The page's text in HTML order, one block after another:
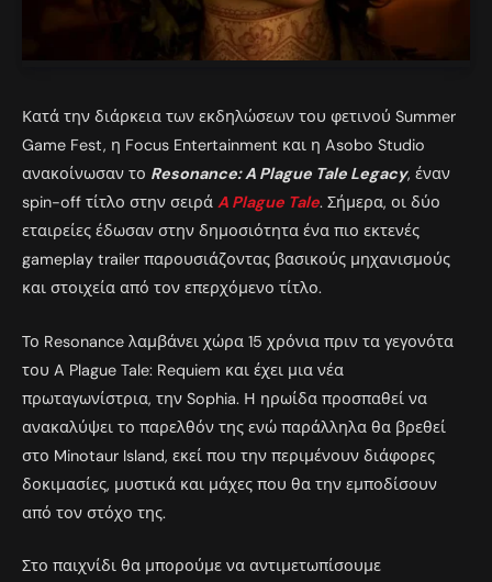
Κατά την διάρκεια των εκδηλώσεων του φετινού Summer
Game Fest, η Focus Entertainment και η Asobo Studio
ανακοίνωσαν το Resonance: A Plague Tale Legacy, έναν
spin-off τίτλο στην σειρά A Plague Tale. Σήμερα, οι δύο
εταιρείες έδωσαν στην δημοσιότητα ένα πιο εκτενές
gameplay trailer παρουσιάζοντας βασικούς μηχανισμούς
και στοιχεία από τον επερχόμενο τίτλο.
Το Resonance λαμβάνει χώρα 15 χρόνια πριν τα γεγονότα
του A Plague Tale: Requiem και έχει μια νέα
πρωταγωνίστρια, την Sophia. Η ηρωίδα προσπαθεί να
ανακαλύψει το παρελθόν της ενώ παράλληλα θα βρεθεί
στο Minotaur Island, εκεί που την περιμένουν διάφορες
δοκιμασίες, μυστικά και μάχες που θα την εμποδίσουν
από τον στόχο της.
Στο παιχνίδι θα μπορούμε να αντιμετωπίσουμε